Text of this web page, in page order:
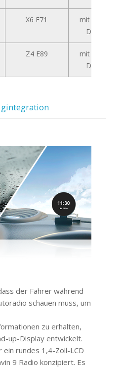
X6 F71
mit 6,5-Zoll
Display
Z4 E89
mit 6,5-Zoll
Display
der Fahrer während
schauen muss, um
zu erhalten,
up-Display entwickelt.
rundes 1,4-Zoll-LCD
9 Radio konzipiert. Es